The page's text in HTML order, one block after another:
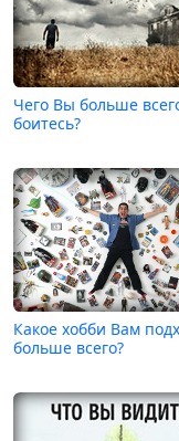
Чего Вы больше
боитесь?
Какое хобби Вам
больше всего?